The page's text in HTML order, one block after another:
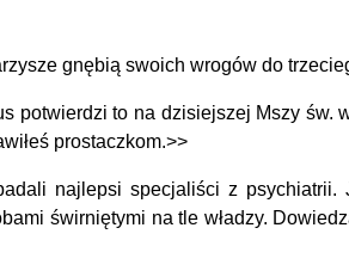
gnębią swoich wrogów do
potwierdzi to na dzisiejszej Mszy św.
prostaczkom.>>
najlepsi specjaliści z
świrniętymi na tle władzy.